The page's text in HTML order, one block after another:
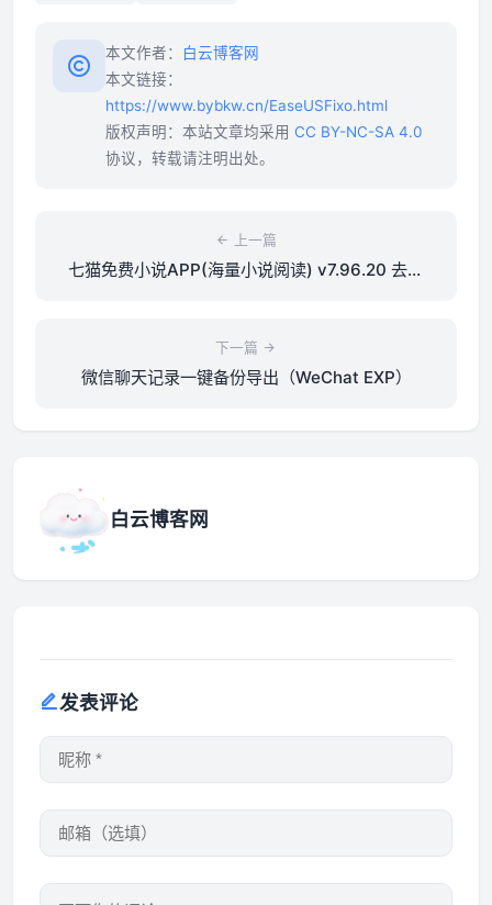
本文作者：
白云博客网
本文链接：
https://www.bybkw.cn/EaseUSFixo.html
版权声明：本站文章均采用 CC BY-NC-SA 4.0
协议，转载请注明出处。
上一篇
七猫免费小说APP(海量小说阅读) v7.96.20 去广
下一篇
微信聊天记录一键备份导出（WeChat EXP）
白云博客网
发表评论